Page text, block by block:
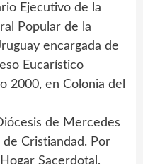
Ejecutivo de la
Popular de la
encargada de
Eucarístico
2000, en Colonia del
de Mercedes
Cristiandad. Por
Sacerdotal,